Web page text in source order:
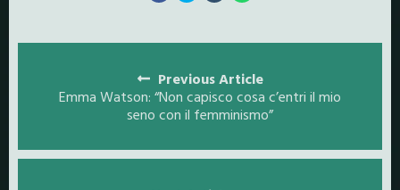
navigation
Previous Article
Emma Watson: “Non capisco cosa c’entri il mio
seno con il femminismo”